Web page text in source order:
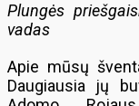
Plungės
vadas
Apie mūsų
Daugiausia jų